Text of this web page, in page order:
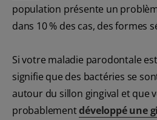
population présente un
dans 10 % des cas, des formes
Si votre maladie parodontale
signifie que des bactéries se
autour du sillon gingival et que
probablementdéveloppé une